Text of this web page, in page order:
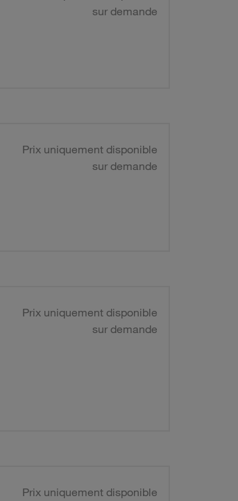
sur demande
Prix uniquement disponible
sur demande
Prix uniquement disponible
sur demande
Prix uniquement disponible